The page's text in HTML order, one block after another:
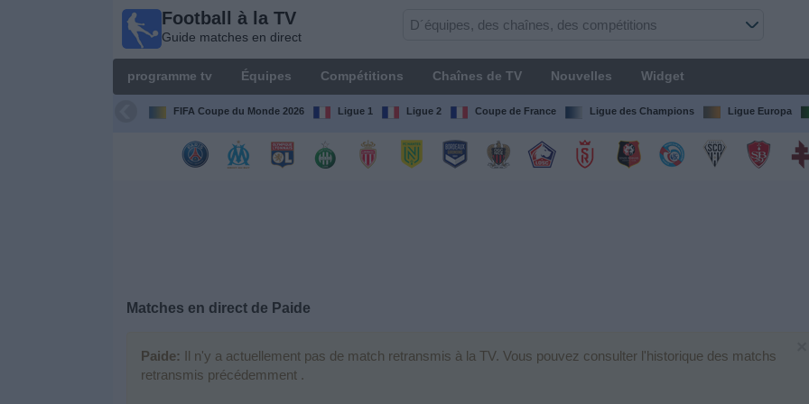
Football à la TV
Guide matches en direct
programme tv Équipes Compétitions Chaînes de TV Nouvelles Widget
FIFA Coupe du Monde 2026 Ligue 1 Ligue 2 Coupe de France Ligue des Champions Ligue Europa
Matches en direct de Paide
Paide: Il n'y a actuellement pas de match retransmis à la TV. Vous pouvez consulter l'historique des matchs
retransmis précédemment .